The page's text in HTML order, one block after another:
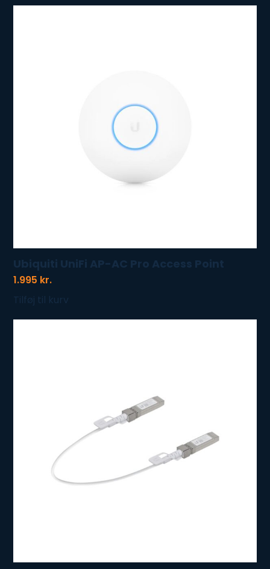
Ubiquiti UniFi AP-AC Pro Access Point
1.995 kr.
Tilføj til kurv